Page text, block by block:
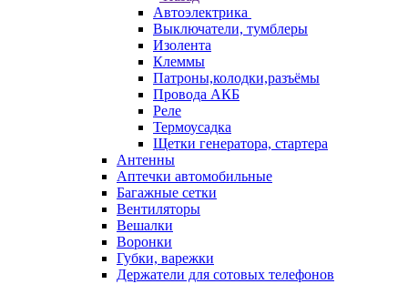
Автоэлектрика
Выключатели, тумблеры
Изолента
Клеммы
Патроны,колодки,разъёмы
Провода АКБ
Реле
Термоусадка
Щетки генератора, стартера
Антенны
Аптечки автомобильные
Багажные сетки
Вентиляторы
Вешалки
Воронки
Губки, варежки
Держатели для сотовых телефонов